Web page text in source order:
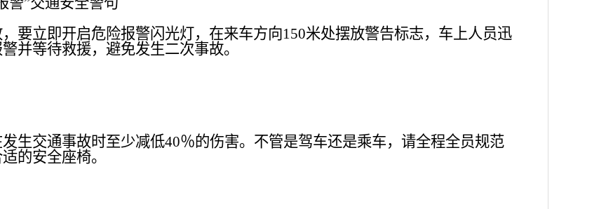
要立即开启危险报警闪光灯，在来车方向150米处摆放警告标志，车上人员迅
并等待救援，避免发生二次事故。
生交通事故时至少减低40％的伤害。不管是驾车还是乘车，请全程全员规范
的安全座椅。